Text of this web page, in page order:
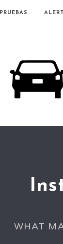
PRUEBAS
WHAT